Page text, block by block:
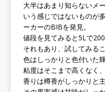
大半はあまり知らないメ
いう感じではないものが
ーカーのBIBを発見。
値段を見てみると5Lで
それもあり、試してみる
色はしっかりと色付いた
粘度はそこまで高くなく
香りは樽香がしっかりと